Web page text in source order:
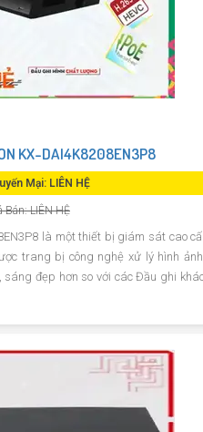
KX-DAI4K8208EN3P8
Mại: LIÊN HỆ
Bán: LIÊN HỆ
là một thiết bị giám sát cao
trang bị công nghệ xử lý hình
sáng đẹp hơn so với các Đầu ghi